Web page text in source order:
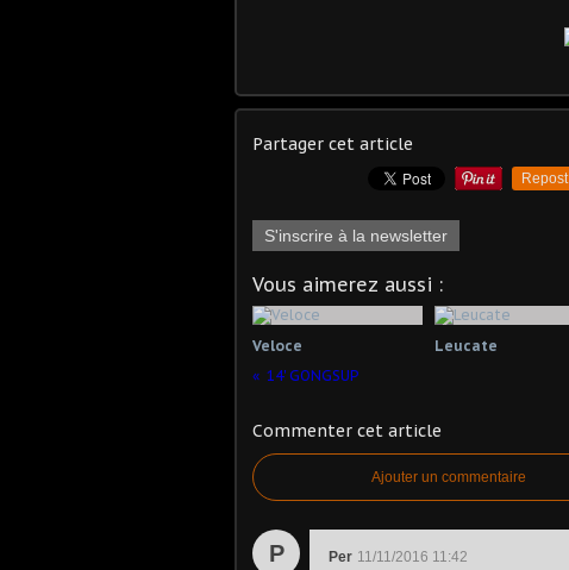
Partager cet article
Repost
S'inscrire à la newsletter
Vous aimerez aussi :
Veloce Leucate
14' GONGSUP
Commenter cet article
Ajouter un commentaire
P Per 11/11/2016 11:42